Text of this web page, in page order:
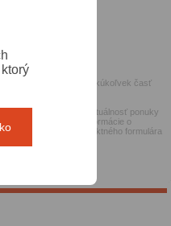
alebo odstrániť akúkoľvek časť
stránok, ako aj za aktuálnosť ponuky
raz týždenne. Informácie o
elektronického kontaktného formulára